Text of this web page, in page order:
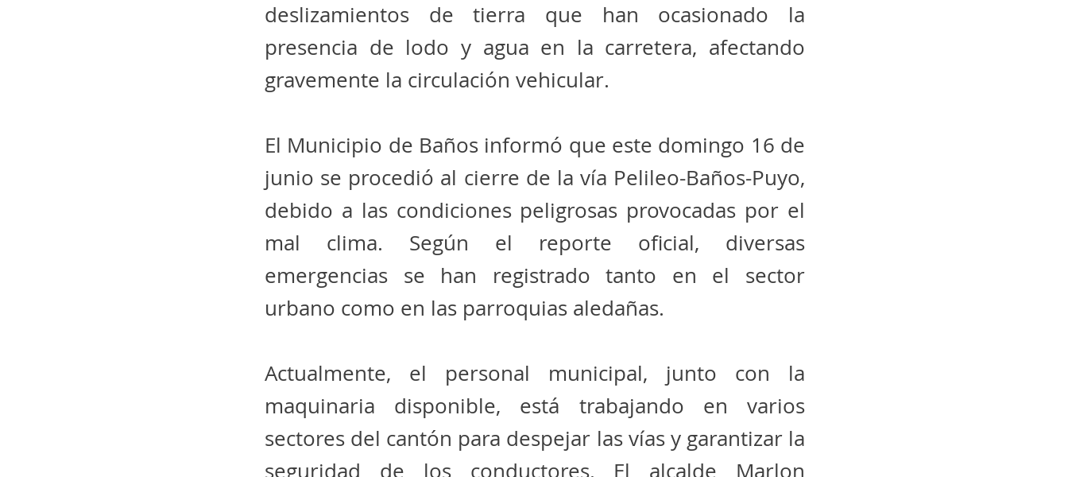
deslizamientos de tierra que han ocasionado la
presencia de lodo y agua en la carretera, afectando
gravemente la circulación vehicular.
El Municipio de Baños informó que este domingo 16 de
junio se procedió al cierre de la vía Pelileo-Baños-Puyo,
debido a las condiciones peligrosas provocadas por el
mal clima. Según el reporte oficial, diversas
emergencias se han registrado tanto en el sector
urbano como en las parroquias aledañas.
Actualmente, el personal municipal, junto con la
maquinaria disponible, está trabajando en varios
sectores del cantón para despejar las vías y garantizar la
seguridad de los conductores. El alcalde Marlon